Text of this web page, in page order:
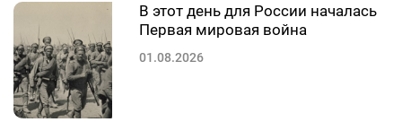
В этот день для России началась
Первая мировая война
01.08.2026